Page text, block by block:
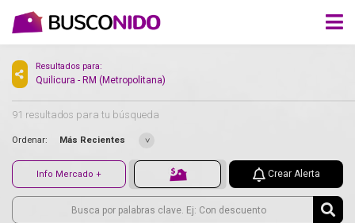
Resultados para:
Quilicura - RM (Metropolitana)
91 resultados para tu búsqueda
Ordenar: Más Recientes
Info Mercado + Crear Alerta